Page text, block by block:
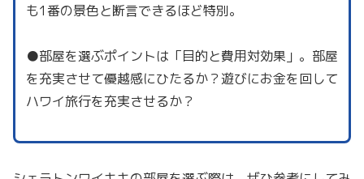
も1番の景色と断言できるほど特別。
●部屋を選ぶポイントは「目的と費用対効果」。部屋
を充実させて優越感にひたるか？遊びにお金を回して
ハワイ旅行を充実させるか？